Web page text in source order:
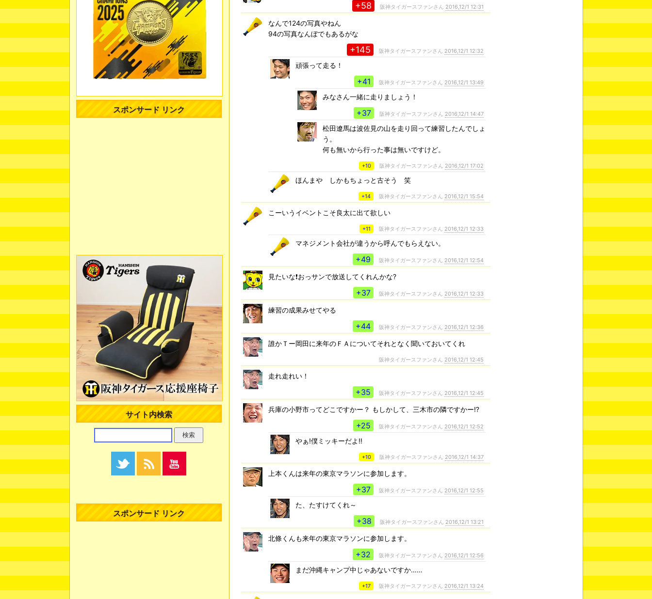
+58 阪神タイガースファンさん 2016,12/1 12:31
なんで124の写真やねん
94の写真なんぼでもあるがな
+145 阪神タイガースファンさん 2016,12/1 12:32
頑張って走る！
+41 阪神タイガースファンさん 2016,12/1 13:49
みなさん一緒に走りましょう！
+37 阪神タイガースファンさん 2016,12/1 14:47
松田遼馬は波佐見の山を走り回って練習したんでしょ
う。
何も無いから行った事は無いですけど。
+10 阪神タイガースファンさん 2016,12/1 17:02
ほんまや しかもちょっと古そう 笑
+14 阪神タイガースファンさん 2016,12/1 15:54
こーいうイベントこそ良太に出て欲しい
+11 阪神タイガースファンさん 2016,12/1 12:33
マネジメント会社が違うから呼んでもらえない。
+49 阪神タイガースファンさん 2016,12/1 12:54
見たいな❗おっサンで放送してくれんかな?
+37 阪神タイガースファンさん 2016,12/1 12:33
練習の成果みせてやる
+44 阪神タイガースファンさん 2016,12/1 12:36
誰かＴー岡田に来年のＦＡについてそれとなく聞いておいてくれ
阪神タイガースファンさん 2016,12/1 12:45
走れ走れい！
+35 阪神タイガースファンさん 2016,12/1 12:45
兵庫の小野市ってどこですかー？ もしかして、三木市の隣ですかー⁉
+25 阪神タイガースファンさん 2016,12/1 12:52
やぁ!僕ミッキーだよ!!
+10 阪神タイガースファンさん 2016,12/1 14:37
上本くんは来年の東京マラソンに参加します。
+37 阪神タイガースファンさん 2016,12/1 12:55
た、たすけてくれ～
+38 阪神タイガースファンさん 2016,12/1 13:21
北條くんも来年の東京マラソンに参加します。
+32 阪神タイガースファンさん 2016,12/1 12:56
まだ沖縄キャンプ中じゃあないですか……
+17 阪神タイガースファンさん 2016,12/1 13:24
スポンサード リンク
サイト内検索
スポンサード リンク